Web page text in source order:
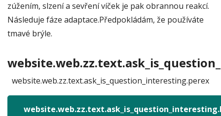
zúžením, slzení a sevření víček je pak obrannou reakcí.
Následuje fáze adaptace.Předpokládám, že používáte
tmavé brýle.
website.web.zz.text.ask_is_question_interesting.perex